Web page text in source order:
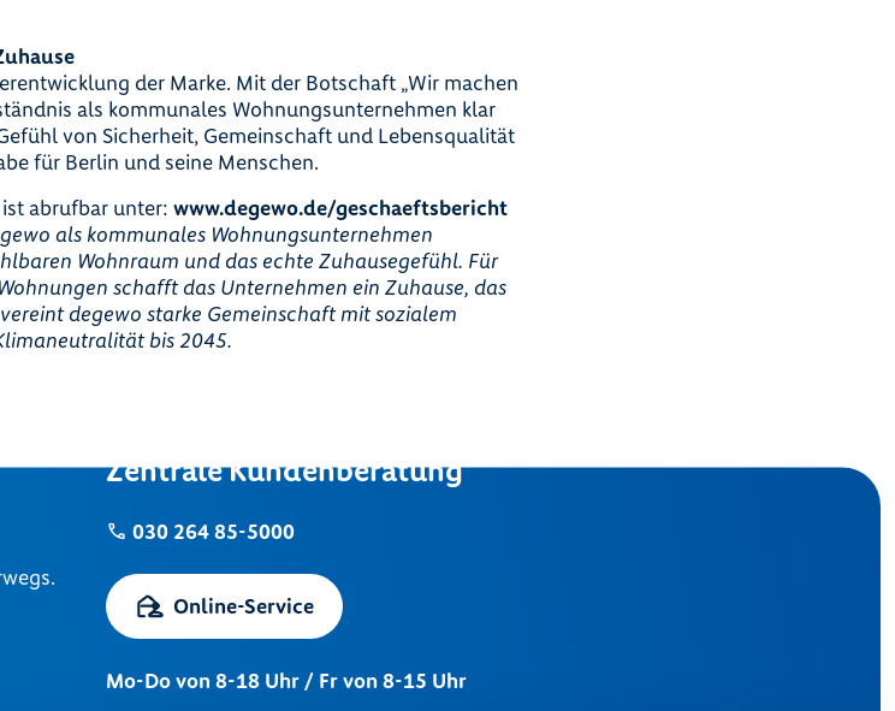
der Marke. Mit der Botschaft „Wir machen
als kommunales Wohnungsunternehmen klar
von Sicherheit, Gemeinschaft und Lebensqualität
für Berlin und seine Menschen.
abrufbar unter:www.degewo.de/geschaeftsbericht
als kommunales Wohnungsunternehmen
Wohnraum und das echte Zuhausegefühl. Für
schafft das Unternehmen ein Zuhause, das
degewo starke Gemeinschaft mit sozialem
bis 2045.
Zentrale Kundenberatung
030 264 85-5000
Online-Service
Mo-Do von 8-18 Uhr / Fr von 8-15 Uhr